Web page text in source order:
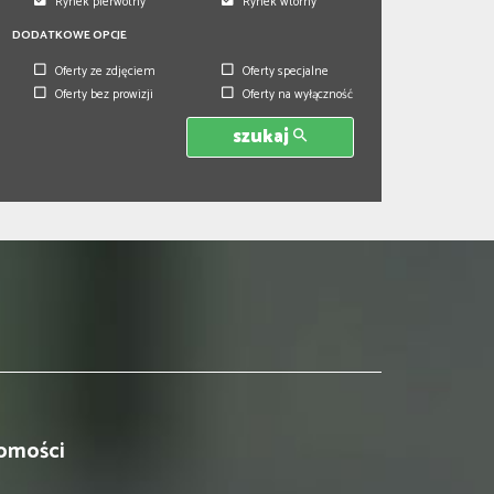
DODATKOWE OPCJE
Oferty ze zdjęciem
Oferty specjalne
Oferty bez prowizji
Oferty na wyłączność
szukaj